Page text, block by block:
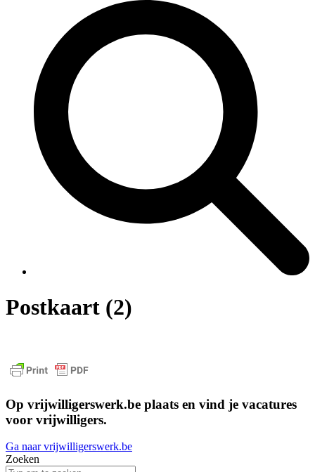
Postkaart (2)
Op vrijwilligerswerk.be plaats en vind je vacatures
voor vrijwilligers.
Ga naar vrijwilligerswerk.be
Zoeken